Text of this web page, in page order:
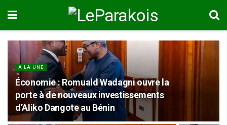
A LA UNE
Économie : Romuald Wadagni ouvre la
porte à de nouveaux investissements
d’Aliko Dangote au Bénin